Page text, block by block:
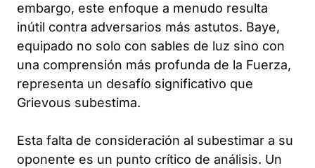
embargo, este enfoque a menudo resulta
inútil contra adversarios más astutos. Baye,
equipado no solo con sables de luz sino con
una comprensión más profunda de la Fuerza,
representa un desafío significativo que
Grievous subestima.
Esta falta de consideración al subestimar a su
oponente es un punto crítico de análisis. Un